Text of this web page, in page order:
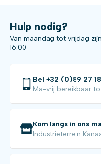
Hulp nodig?
Van maandag tot vrijdag
16:00
Bel +32 (0)89 27
Ma-vrij bereikbaar
Kom langs in ons
Industrieterrein